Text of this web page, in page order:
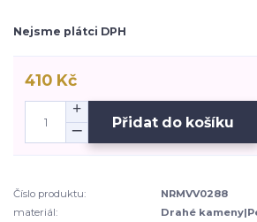
Nejsme plátci DPH
410 Kč
Přidat do košíku
Číslo produktu:
NRMVV0288
materiál:
Drahé